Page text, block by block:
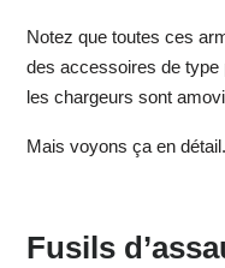
Notez que toutes ces
des accessoires de type
les chargeurs sont
Mais voyons ça en détail.
Fusils